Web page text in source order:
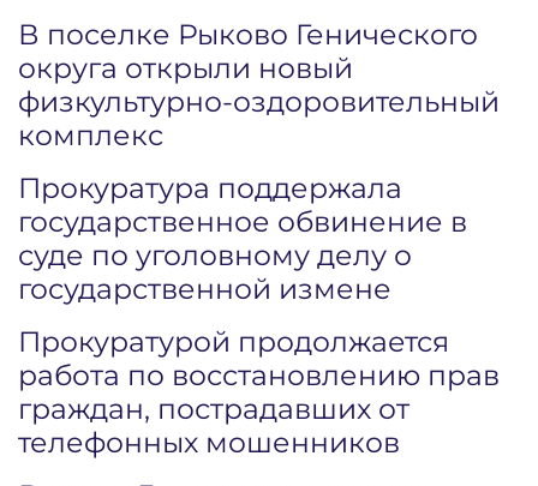
В поселке Рыково Генического
округа открыли новый
физкультурно-оздоровительный
комплекс
Прокуратура поддержала
государственное обвинение в
суде по уголовному делу о
государственной измене
Прокуратурой продолжается
работа по восстановлению прав
граждан, пострадавших от
телефонных мошенников